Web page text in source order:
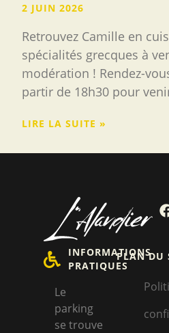
2 JUIN 2026
Retrouvez Camille en
spécialités grecques à
modération ! Rendez-
partir de 18h30 pour
LIRE LA SUITE »
INFORMATIONS
PRATIQUES
Le
parking
se trouve
PLAN DU